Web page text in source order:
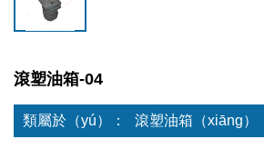
滾塑油箱-04
類屬於（yú）： 滾塑油箱（xiāng）